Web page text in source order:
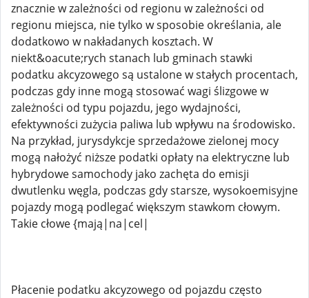
znacznie w zależności od regionu w zależności od
regionu miejsca, nie tylko w sposobie określania, ale
dodatkowo w nakładanych kosztach. W
niekt&oacute;rych stanach lub gminach stawki
podatku akcyzowego są ustalone w stałych procentach,
podczas gdy inne mogą stosować wagi ślizgowe w
zależności od typu pojazdu, jego wydajności,
efektywności zużycia paliwa lub wpływu na środowisko.
Na przykład, jurysdykcje sprzedażowe zielonej mocy
mogą nałożyć niższe podatki opłaty na elektryczne lub
hybrydowe samochody jako zachęta do emisji
dwutlenku węgla, podczas gdy starsze, wysokoemisyjne
pojazdy mogą podlegać większym stawkom cłowym.
Takie cłowe {mają|na|cel|
Płacenie podatku akcyzowego od pojazdu często